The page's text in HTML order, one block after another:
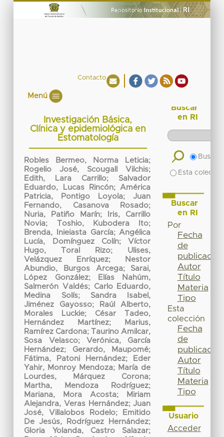
Contacto
Menú
Investigación Básica,
Clínica y epidemiológica en
Estomatología
Robles Bermeo, Norma Leticia;
Rogelio José, Scougall Vilchis;
Edith, Lara Carrillo; Salvador
Eduardo, Lucas Rincón;América
Patricia, Pontigo Loyola;Juan
Fernando, Casanova Rosado;
Nuria, Patiño Marín;
Iris, Carrillo
Novia; Toshio, Kubodera Ito;
Brenda, Inieiasta García;Angélica
Lucía, Domínguez Colín; Víctor
Hugo, Toral Rizo; Ulises,
Velázquez Enríquez;
Nestor
Abundio, Burgos Arcega; Sarai,
López González;
Elías Nahúm,
Salmerón Valdés; Carlo Eduardo,
Medina Solís; Sandra Isabel,
Jiménez Gayosso;
Raúl Alberto,
Morales Luckie; César Tadeo,
Hernández Martínez;
Marius,
Ramírez Cardona;
Taurino Amilcar,
Sosa Velasco; Verónica, García
Hernández; Gerardo, Maupomé;
Fátima, Patoni Hernández;
Eder
Yahir, Monroy Mendoza; María de
Lourdes, Márquez Corona;
Martha, Mendoza Rodríguez;
Mariana, Mora Acosta;
Miriam
Alejandra, Veras Hernández;Juan
José, Villalobos Rodelo;
Emitido
De Jesús, Rodríguez Hernández;
Gloria Yolanda, Castro Salazar;
Buscar
en RI
Buscar
Esta
Buscar
en RI
Por
Fecha
de
publicación
Autor
Título
Materia
Tipo
Esta
colección
Fecha
de
publicación
Autor
Título
Materia
Tipo
Usuario
Acceder